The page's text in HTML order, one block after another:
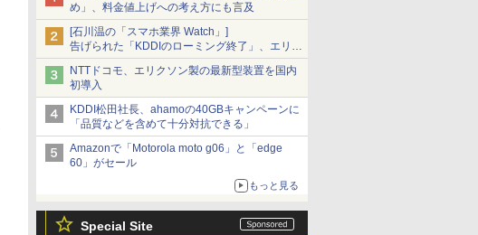
め」、料金値上げへの考え方にも言及
[石川温の「スマホ業界 Watch」]
告げられた「KDDIのローミング終了」、エリア
マップの落とし穴と楽天モバイルの課題
NTTドコモ、エリクソン製の最新型装置を国内
初導入
KDDI松田社長、ahamoの40GBキャンペーンに
「品質などを含めて十分対抗できる」
Amazonで「Motorola moto g06」と「edge
60」がセール
もっと見る
Special Site